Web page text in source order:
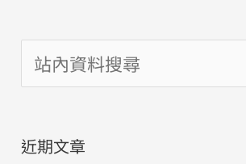
尋
鍵
近期文章